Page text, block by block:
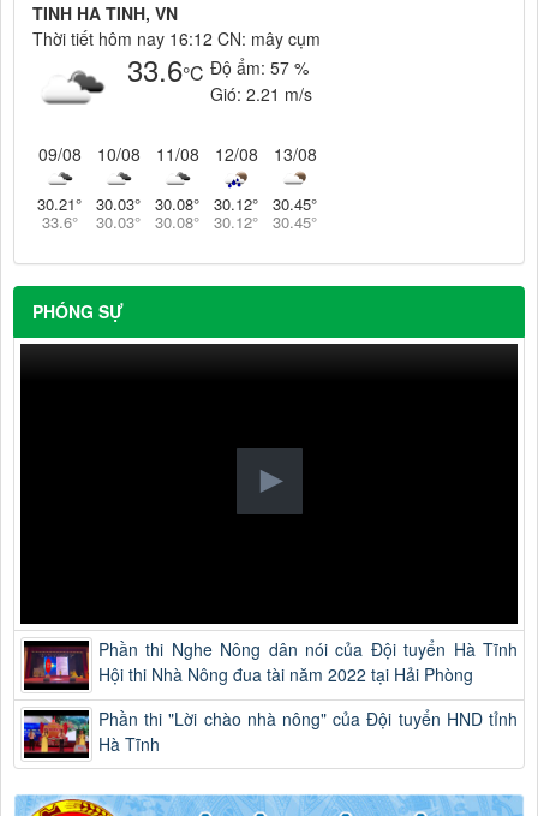
TINH HA TINH, VN
Thời tiết hôm nay 16:12 CN: mây cụm
33.6°C Độ ẩm: 57 %
Gió: 2.21 m/s
09/08
30.21°
33.6°
10/08
30.03°
30.03°
11/08
30.08°
30.08°
12/08
30.12°
30.12°
13/08
30.45°
30.45°
PHÓNG SỰ
Phần thi Nghe Nông dân nói của Đội tuyển Hà Tĩnh
Hội thi Nhà Nông đua tài năm 2022 tại Hải Phòng
Phần thi "Lời chào nhà nông" của Đội tuyển HND tỉnh
Hà Tĩnh